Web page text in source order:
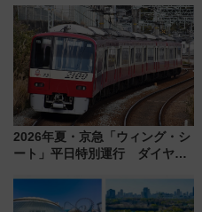
マホで簡単申請 物販や演奏会な
どに【JR東日本】
2026年夏・京急「ウィング・シ
ート」平日特別運行 ダイヤ・
三浦海岸を堪能できるお出かけ
プランもご紹介